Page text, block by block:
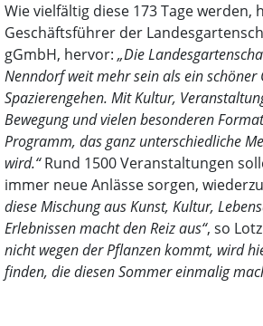
Wie vielfältig diese 173 Tage werden,
Geschäftsführer der
gGmbH, hervor: „Die
Nenndorf weit mehr sein als ein schöner
Spazierengehen. Mit Kultur,
Bewegung und vielen besonderen
Programm, das ganz unterschiedliche
wird.“Rund 1500 Veranstaltungen
immer neue Anlässe sorgen,
diese Mischung aus Kunst, Kultur,
Erlebnissen macht den Reiz aus“, so
nicht wegen der Pflanzen kommt, wird
finden, die diesen Sommer einmalig